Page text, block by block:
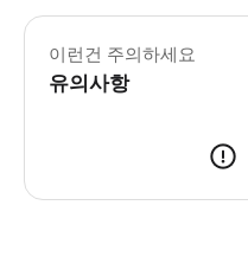
이런건 주의하세요
유의사항